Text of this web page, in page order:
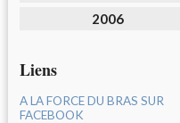
2006
Liens
A LA FORCE DU BRAS SUR
FACEBOOK